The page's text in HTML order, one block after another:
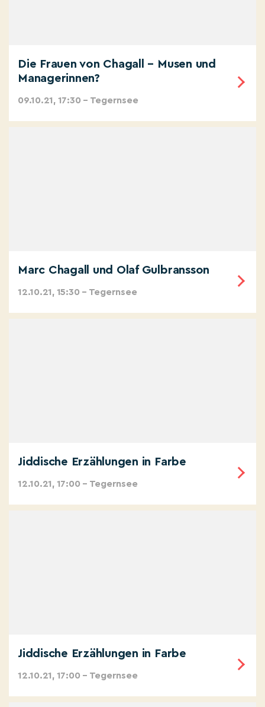
Die Frauen von Chagall – Musen und
Managerinnen?
09.10.21, 17:30 – Tegernsee
Marc Chagall und Olaf Gulbransson
12.10.21, 15:30 – Tegernsee
Jiddische Erzählungen in Farbe
12.10.21, 17:00 – Tegernsee
Jiddische Erzählungen in Farbe
12.10.21, 17:00 – Tegernsee